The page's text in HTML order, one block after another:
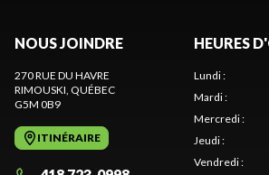
NOUS JOINDRE
270 RUE DU HAVRE
RIMOUSKI, QUÉBEC
G5M 0B9
ITINÉRAIRE
HEURES
Lundi:
Mardi:
Mercredi:
Jeudi:
Vendredi: